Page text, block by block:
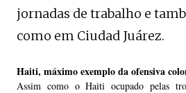
jornadas de trabalho e
como em Ciudad Juárez.
Haiti, máximo exemplo da ofensiva
Assim como o Haiti ocupado pelas